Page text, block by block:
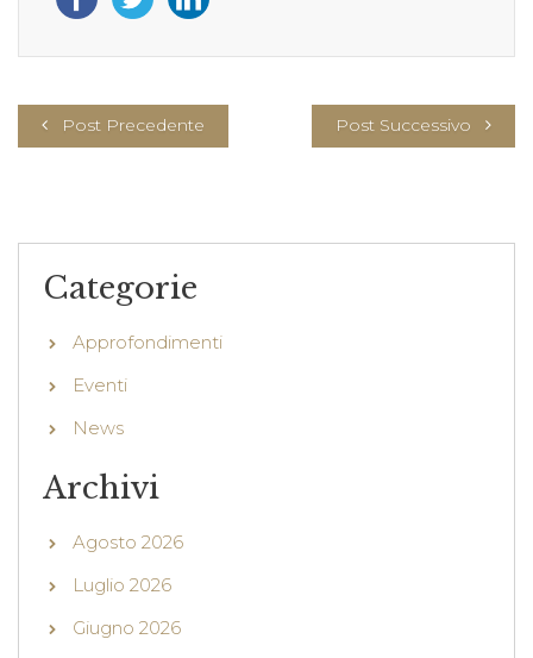
Post Precedente Post Successivo
Categorie
Approfondimenti
Eventi
News
Archivi
Agosto 2026
Luglio 2026
Giugno 2026